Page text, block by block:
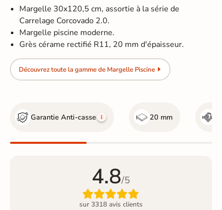
Margelle 30x120,5 cm, assortie à la série de
Carrelage Corcovado 2.0.
Margelle piscine moderne.
Grès cérame rectifié R11, 20 mm d'épaisseur.
Découvrez toute la gamme de Margelle Piscine
Garantie Anti-casse 20 mm
4.8/5

sur 3318 avis clients